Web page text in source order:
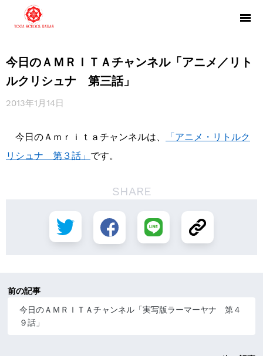
今日のＡＭＲＩＴＡチャンネル「アニメ／リト
ルクリシュナ 第三話」
2013年1月14日
今日のＡｍｒｉｔａチャンネルは、
「アニメ・リトルク
リシュナ 第３話」 です。
SHARE
前の記事
今日のＡＭＲＩＴＡチャンネル「実写版ラーマーヤナ 第４
９話」